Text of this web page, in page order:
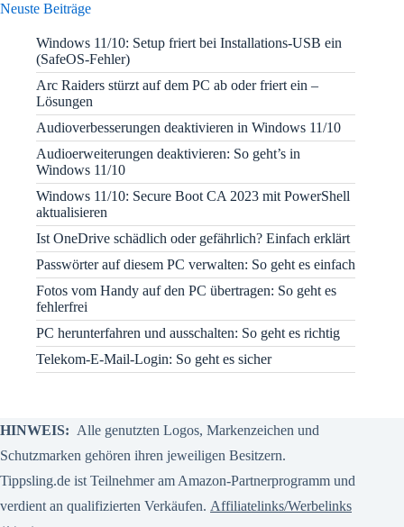
Neuste Beiträge
Windows 11/10: Setup friert bei Installations-USB ein
(SafeOS-Fehler)
Arc Raiders stürzt auf dem PC ab oder friert ein –
Lösungen
Audioverbesserungen deaktivieren in Windows 11/10
Audioerweiterungen deaktivieren: So geht’s in
Windows 11/10
Windows 11/10: Secure Boot CA 2023 mit PowerShell
aktualisieren
Ist OneDrive schädlich oder gefährlich? Einfach erklärt
Passwörter auf diesem PC verwalten: So geht es einfach
Fotos vom Handy auf den PC übertragen: So geht es
fehlerfrei
PC herunterfahren und ausschalten: So geht es richtig
Telekom-E-Mail-Login: So geht es sicher
HINWEIS: Alle genutzten Logos, Markenzeichen und
Schutzmarken gehören ihren jeweiligen Besitzern.
Tippsling.de ist Teilnehmer am Amazon-Partnerprogramm und
verdient an qualifizierten Verkäufen. Affiliatelinks/Werbelinks